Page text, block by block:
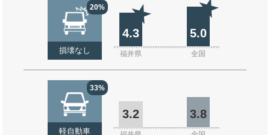
20%
損壊なし
4.3 5.0
福井県 全国
33%
軽自動車
3.2 3.8